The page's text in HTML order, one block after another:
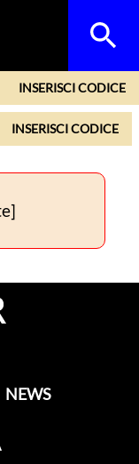
INSERISCI CODICE
INSERISCI CODICE
NEWS